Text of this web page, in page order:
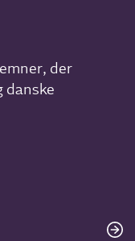
der
danske